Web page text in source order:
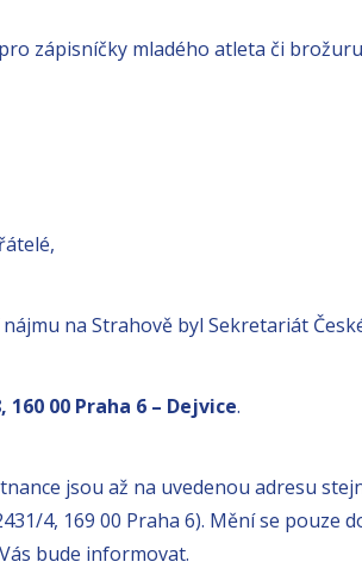
zápisníčky mladého atleta či
na Strahově byl Sekretariát
160 00 Praha 6 – Dejvice.
jsou až na uvedenou adresu
4, 169 00 Praha 6). Mění se pouze
bude informovat.